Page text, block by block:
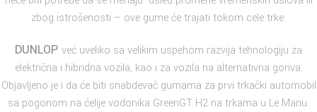
zbog istrošenosti – ove gume će trajati tokom cele trke.
DUNLOP već uveliko sa velikim uspehom razvija tehnologiju za
električna i hibridna vozila, kao i za vozila na alternativna goriva.
Objavljeno je i da će biti snabdevač gumama za prvi trkački automobil
sa pogonom na ćelije vodonika GreenGT H2 na trkama u Le Manu.